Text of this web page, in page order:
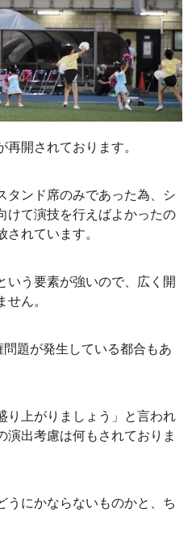
開されております。
タンド席のみであった為、シ
けて演技を行えばよかったの
れています。
いう要素が強いので、広く開
ん。
題が発生している都合もあ
り上がりましょう」と言われ
演出考慮は何もされておりま
うにかならないものかと、ち